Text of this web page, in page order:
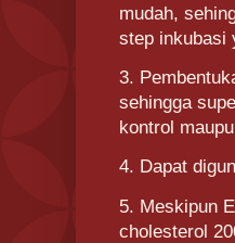
mudah,
step inkubasi
3.
sehingga
kontrol
4. Dapat
5. Meskipun
cholesterol